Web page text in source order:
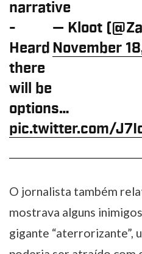
narrative
-
Heard
there
will be
options…
pic.twitter.com/
— Kloot
November
O jornalista também
mostrava alguns
gigante “aterrorizante”,